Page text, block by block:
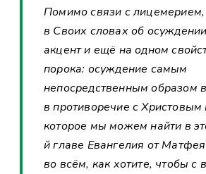
Помимо связи с лицемерием,
в Своих словах об
акцент и ещё на одном
порока: осуждение самым
непосредственным образом
в противоречие с
которое мы можем найти в
й главе Евангелия от
во всём, как хотите, чтобы с